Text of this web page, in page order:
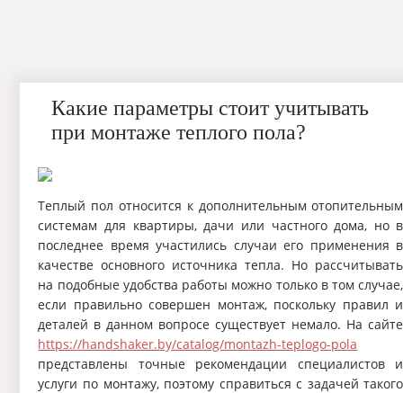
Какие параметры стоит учитывать
при монтаже теплого пола?
Теплый пол относится к дополнительным отопительным
системам для квартиры, дачи или частного дома, но в
последнее время участились случаи его применения в
качестве основного источника тепла. Но рассчитывать
на подобные удобства работы можно только в том случае,
если правильно совершен монтаж, поскольку правил и
деталей в данном вопросе существует немало. На сайте
https://handshaker.by/catalog/montazh-teplogo-pola
представлены точные рекомендации специалистов и
услуги по монтажу, поэтому справиться с задачей такого